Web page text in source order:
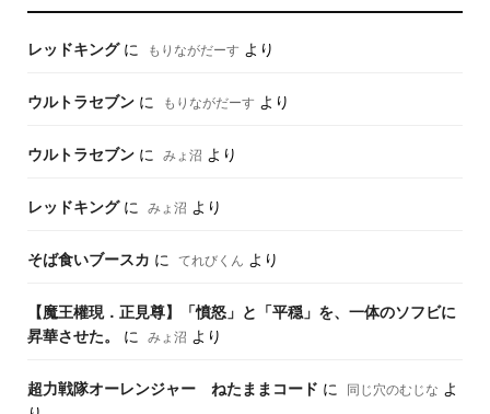
レッドキングに もりながだーす より
ウルトラセブンに もりながだーす より
ウルトラセブンに みょ沼 より
レッドキングに みょ沼 より
そば食いブースカ に てれびくん より
【魔王權現．正見尊】「憤怒」と「平穏」を、一体のソフビに
昇華させた。
に みょ沼 より
超力戦隊オーレンジャー ねたままコード に 同じ穴のむじな よ